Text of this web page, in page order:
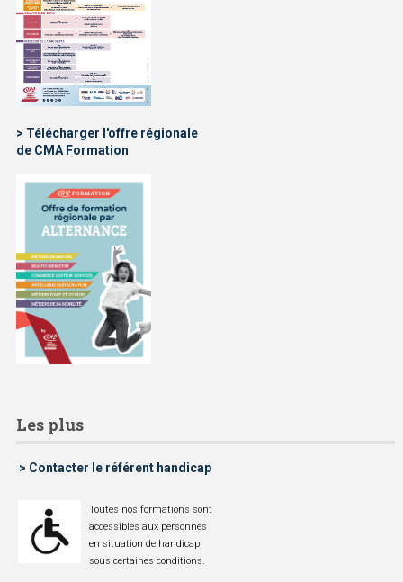
> Télécharger l'offre régionale
de CMA Formation
Les plus
> Contacter le référent handicap
Toutes nos formations sont
accessibles aux personnes
en situation de handicap,
sous certaines conditions.